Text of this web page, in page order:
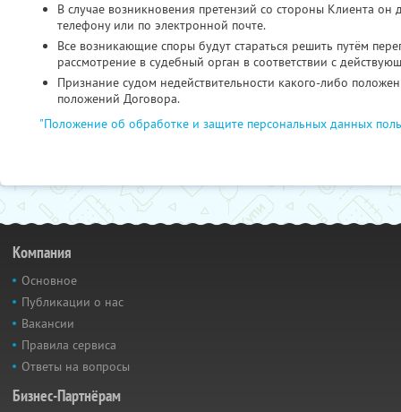
В случае возникновения претензий со стороны Клиента
телефону или по электронной почте.
Все возникающие споры будут стараться решить путём
рассмотрение в судебный орган в соответствии с
Признание судом недействительности какого-либо
положений Договора.
"Положение об обработке и защите персональных данных
Компания
Основное
Публикации о нас
Вакансии
Правила сервиса
Ответы на вопросы
Бизнес-Партнёрам